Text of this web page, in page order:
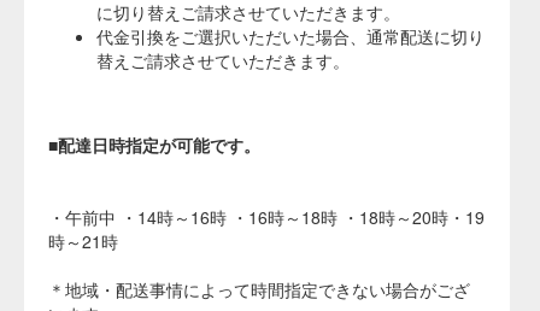
３週間以内のものは出荷をしておりませんが、 もし３週間以内のものが届いた
場合はご連絡ください。
また、天然色素の使用期限は種類によって違いますので、ご不明な点がございまし
たら、お気軽にお問い合わせください。